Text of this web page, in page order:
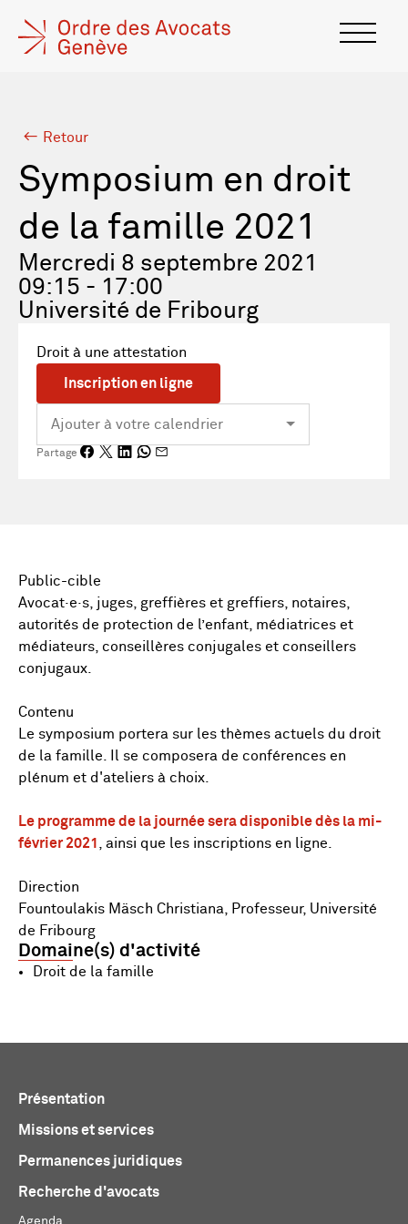
Retour
Symposium en droit
de la famille 2021
Mercredi 8 septembre 2021
09:15 - 17:00
Université de Fribourg
Droit à une attestation
Inscription en ligne
Partage
Public-cible
Avocat·e·s, juges, greffières et greffiers, notaires,
autorités de protection de l’enfant, médiatrices et
médiateurs, conseillères conjugales et conseillers
conjugaux.
Contenu
Le symposium portera sur les thèmes actuels du droit
de la famille. Il se composera de conférences en
plénum et d'ateliers à choix.
Le programme de la journée sera disponible dès la mi-
février 2021
, ainsi que les inscriptions en ligne.
Direction
Fountoulakis Mäsch Christiana, Professeur, Université
de Fribourg
Domaine(s) d'activité
Droit de la famille
Présentation
Missions et services
Permanences juridiques
Recherche d'avocats
Agenda